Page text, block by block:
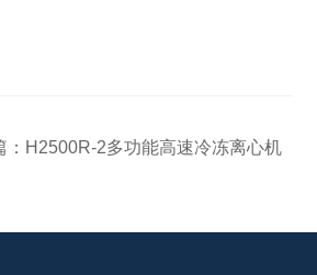
： H2500R-2多功能高速冷冻离心机